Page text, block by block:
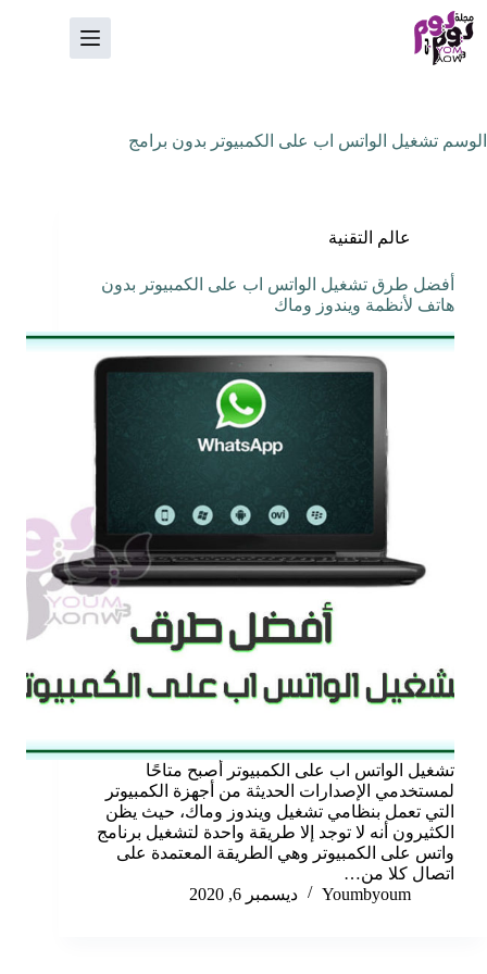
التجاوز
إلى
المحتوى
الوسم تشغيل الواتس اب على الكمبيوتر بدون برامج
عالم التقنية
أفضل طرق تشغيل الواتس اب على الكمبيوتر بدون
هاتف لأنظمة ويندوز وماك
تشغيل الواتس اب على الكمبيوتر أصبح متاحًا
لمستخدمي الإصدارات الحديثة من أجهزة الكمبيوتر
التي تعمل بنظامي تشغيل ويندوز وماك، حيث يظن
الكثيرون أنه لا توجد إلا طريقة واحدة لتشغيل برنامج
واتس على الكمبيوتر وهي الطريقة المعتمدة على
اتصال كلا من…
Youmbyoum
ديسمبر 6, 2020